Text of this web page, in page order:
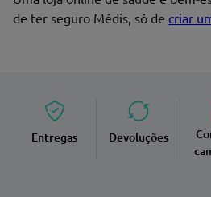
de ter seguro Médis, só de criar
Entregas Devoluções